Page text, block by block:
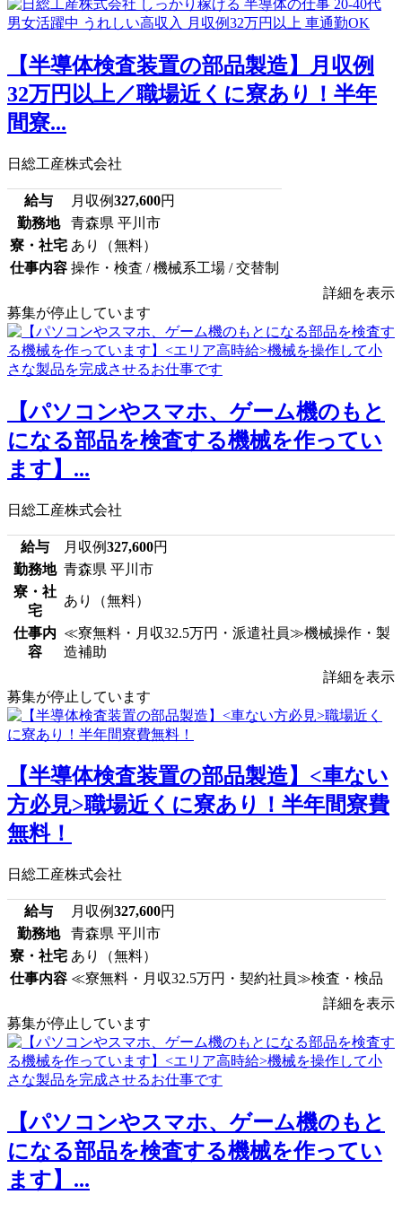
【半導体検査装置の部品製造】月収例
32万円以上／職場近くに寮あり！半年
間寮...
日総工産株式会社
給与 月収例327,600円
勤務地
青森県 平川市
寮・社宅 あり（無料）
仕事内容 操作・検査 / 機械系工場 / 交替制
詳細を表示
募集が停止しています
【パソコンやスマホ、ゲーム機のもと
になる部品を検査する機械を作ってい
ます】...
日総工産株式会社
給与 月収例327,600円
勤務地 青森県 平川市
寮・社
宅
あり（無料）
仕事内
容
≪寮無料・月収32.5万円・派遣社員≫機械操作・製
造補助
詳細を表示
募集が停止しています
【半導体検査装置の部品製造】<車ない
方必見>職場近くに寮あり！半年間寮費
無料！
日総工産株式会社
給与 月収例327,600円
勤務地
青森県 平川市
寮・社宅 あり（無料）
仕事内容 ≪寮無料・月収32.5万円・契約社員≫検査・検品
詳細を表示
募集が停止しています
【パソコンやスマホ、ゲーム機のもと
になる部品を検査する機械を作ってい
ます】...